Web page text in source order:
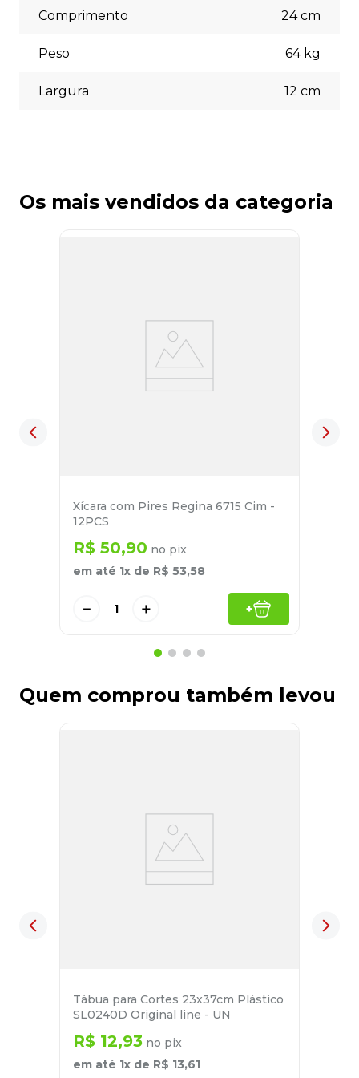
Comprimento 24cm
Peso 64kg
Largura 12 cm
Os mais vendidos da categoria
Xícara com Pires Regina 6715 Cim -
12PCS
R$ 50,90 no pix
em até 1x de R$ 53,58
＋
－ +
Quem comprou também levou
Tábua para Cortes 23x37cm Plástico
SL0240D Original line - UN
R$ 12,93 no pix
em até 1x de R$ 13,61